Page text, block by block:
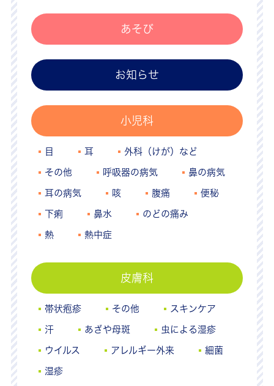
あそび
お知らせ
小児科
目 耳 外科（けが）など
その他 呼吸器の病気 鼻の病気
耳の病気 咳 腹痛 便秘
下痢 鼻水 のどの痛み
熱 熱中症
皮膚科
帯状疱疹 その他 スキンケア
汗 あざや母斑 虫による湿疹
ウイルス アレルギー外来 細菌
湿疹